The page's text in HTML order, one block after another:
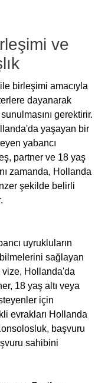
ve
birleşimi amacıyla
dayanarak
gerektirir.
yaşayan bir
yabancı
partner ve 18 yaş
zamanda, Hollanda
şekilde belirli
uyrukluların
sağlayan
vize, Hollanda'da
18 yaş altı veya
için
evrakları Hollanda
başvuru
sahibini